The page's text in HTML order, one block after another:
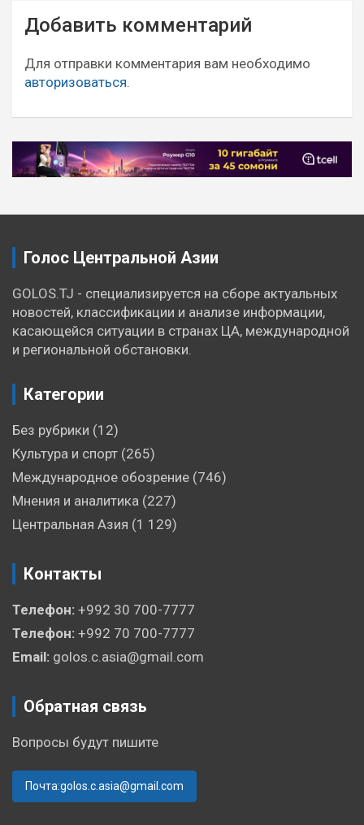
Навигация
по
записям
Добавить комментарий
Для отправки комментария вам необходимо
авторизоваться.
Голос Центральной Азии
GOLOS.TJ - специализируется на сборе актуальных
новостей, классификации и анализе информации,
касающейся ситуации в странах ЦА, международной
и региональной обстановки.
Категории
Без рубрики (12)
Культура и спорт (265)
Международное обозрение (746)
Мнения и аналитика (227)
Центральная Азия (1 129)
Контакты
Телефон: +992 30 700-7777
Телефон: +992 70 700-7777
Email: golos.c.asia@gmail.com
Обратная связь
Вопросы будут пишите
Почта:golos.c.asia@gmail.com